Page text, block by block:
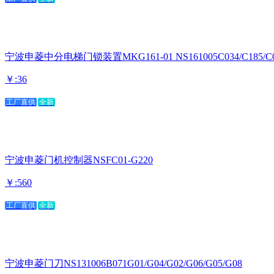
宁波申菱中分电梯门锁装置MKG161-01 NS161005C034/C185/
￥:36
工厂直供 全新
宁波申菱门机控制器NSFC01-G220
￥:560
工厂直供 全新
宁波申菱门刀NS131006B071G01/G04/G02/G06/G05/G08